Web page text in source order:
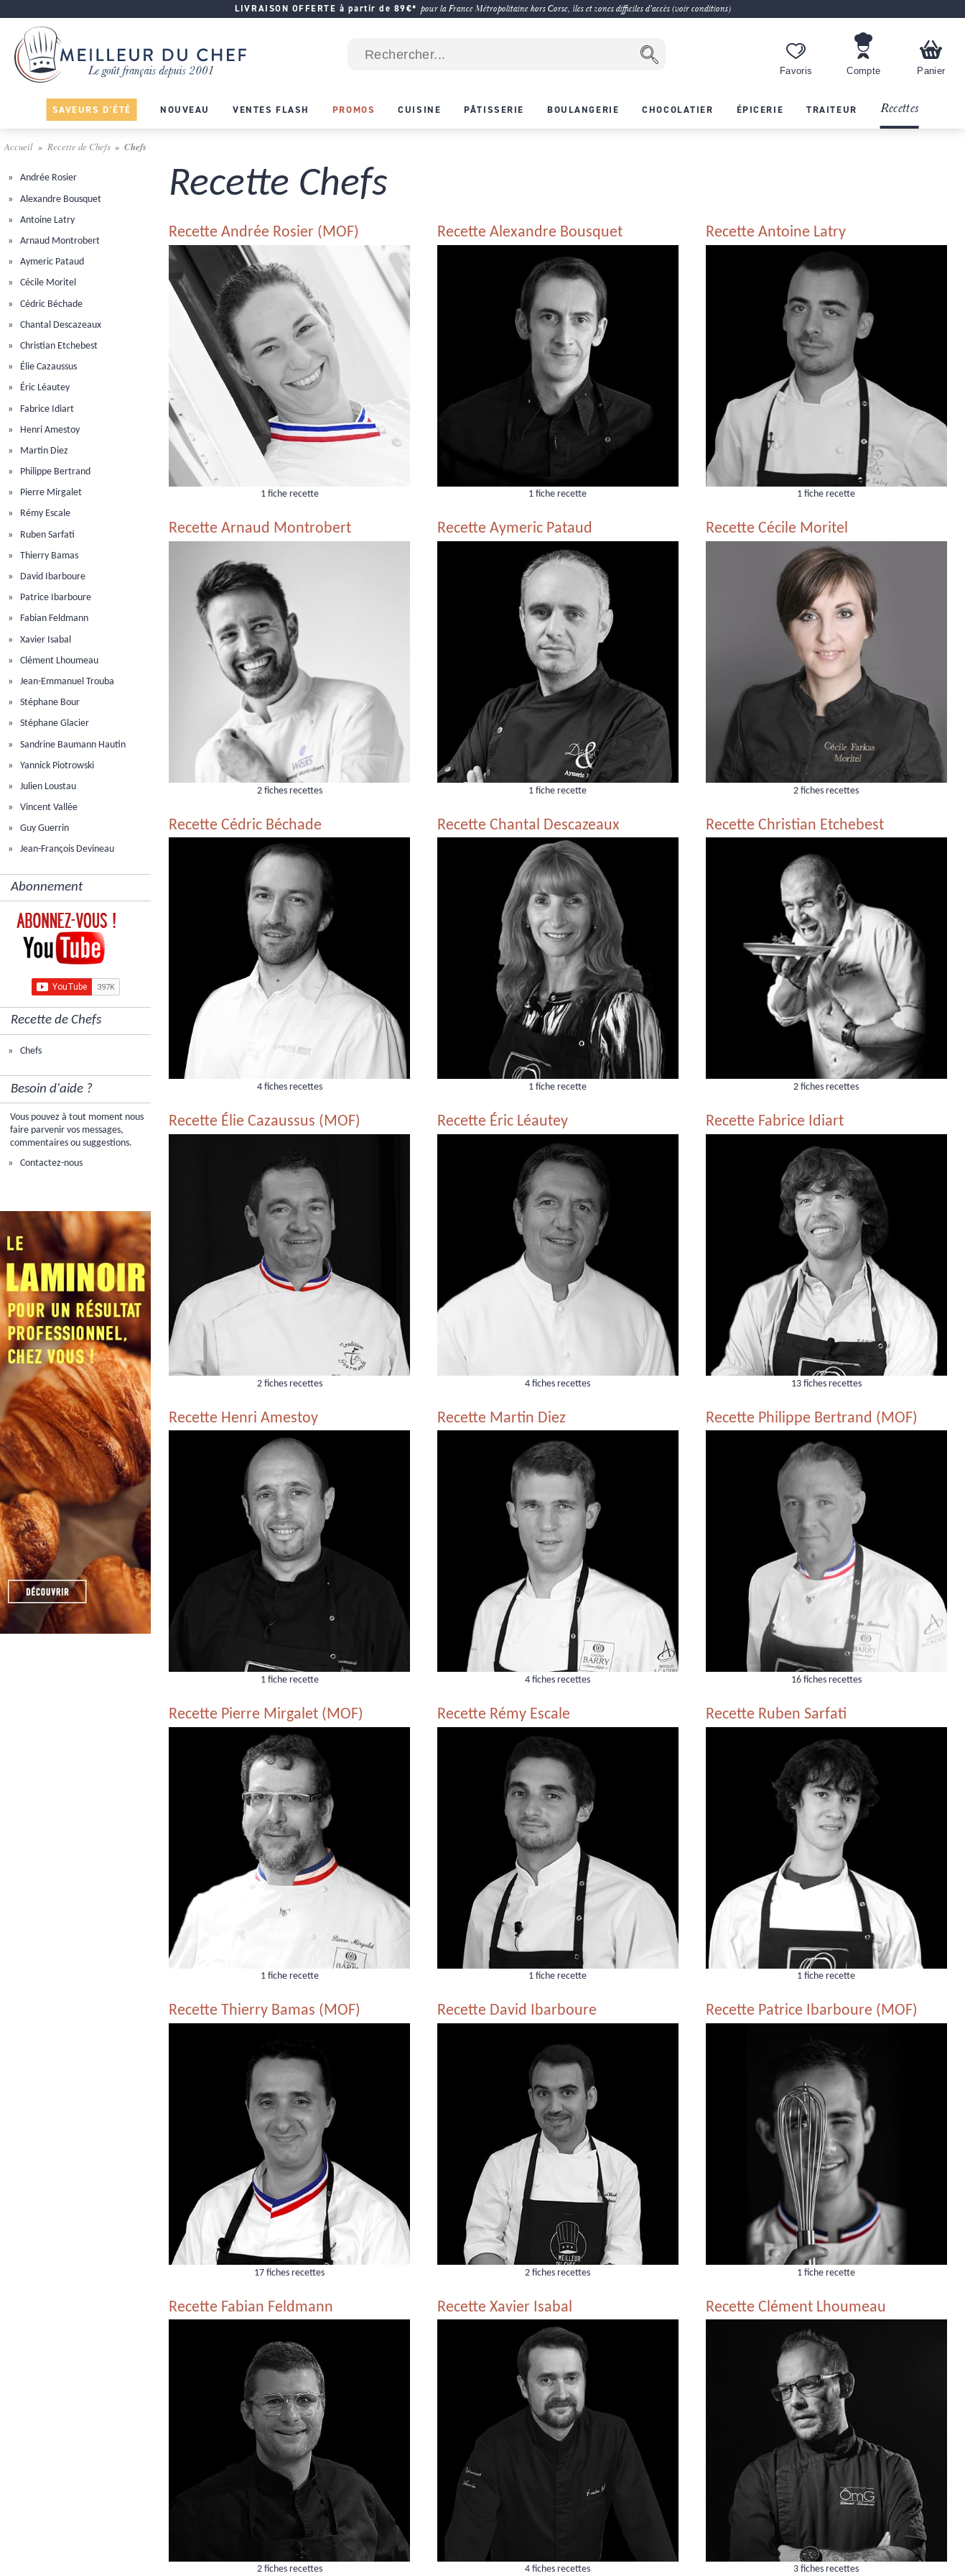
LIVRAISON OFFERTE à partir de 89€* pour la France Métropolitaine hors Corse, îles et zones difficiles d'accès (voir conditions)
Favoris Compte Panier
SAVEURS D'ÉTÉ NOUVEAU VENTES FLASH PROMOS CUISINE PÂTISSERIE BOULANGERIE CHOCOLATIER ÉPICERIE TRAITEUR Recettes
Accueil Recette de Chefs Chefs
Andrée Rosier
Alexandre Bousquet
Antoine Latry
Arnaud Montrobert
Aymeric Pataud
Cécile Moritel
Cédric Béchade
Chantal Descazeaux
Christian Etchebest
Élie Cazaussus
Éric Léautey
Fabrice Idiart
Henri Amestoy
Martin Diez
Philippe Bertrand
Pierre Mirgalet
Rémy Escale
Ruben Sarfati
Thierry Bamas
David Ibarboure
Patrice Ibarboure
Fabian Feldmann
Xavier Isabal
Clément Lhoumeau
Jean-Emmanuel Trouba
Stéphane Bour
Stéphane Glacier
Sandrine Baumann Hautin
Yannick Piotrowski
Julien Loustau
Vincent Vallée
Guy Guerrin
Jean-François Devineau
Abonnement
Recette de Chefs
Chefs
Besoin d'aide ?
Vous pouvez à tout moment nous
faire parvenir vos messages,
commentaires ou suggestions.
Contactez-nous
Recette Chefs
Recette Andrée Rosier (MOF)
1 fiche recette
Recette Alexandre Bousquet
1 fiche recette
Recette Antoine Latry
1 fiche recette
Recette Arnaud Montrobert
2 fiches recettes
Recette Aymeric Pataud
1 fiche recette
Recette Cécile Moritel
2 fiches recettes
Recette Cédric Béchade
4 fiches recettes
Recette Chantal Descazeaux
1 fiche recette
Recette Christian Etchebest
2 fiches recettes
Recette Élie Cazaussus (MOF)
2 fiches recettes
Recette Éric Léautey
4 fiches recettes
Recette Fabrice Idiart
13 fiches recettes
Recette Henri Amestoy
1 fiche recette
Recette Martin Diez
4 fiches recettes
Recette Philippe Bertrand (MOF)
16 fiches recettes
Recette Pierre Mirgalet (MOF)
1 fiche recette
Recette Rémy Escale
1 fiche recette
Recette Ruben Sarfati
1 fiche recette
Recette Thierry Bamas (MOF)
17 fiches recettes
Recette David Ibarboure
2 fiches recettes
Recette Patrice Ibarboure (MOF)
1 fiche recette
Recette Fabian Feldmann
2 fiches recettes
Recette Xavier Isabal
4 fiches recettes
Recette Clément Lhoumeau
3 fiches recettes